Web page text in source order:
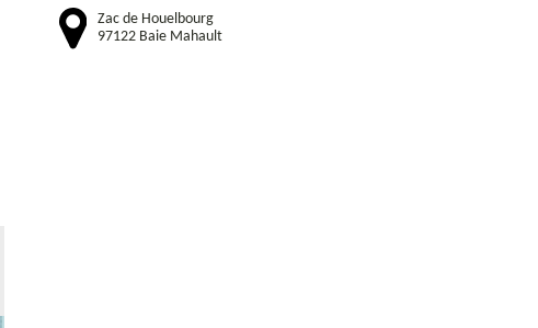
Zac de Houelbourg
97122 Baie Mahault